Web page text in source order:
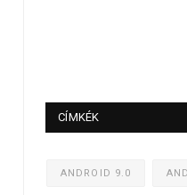
CÍMKÉK
ANDROID 9.0